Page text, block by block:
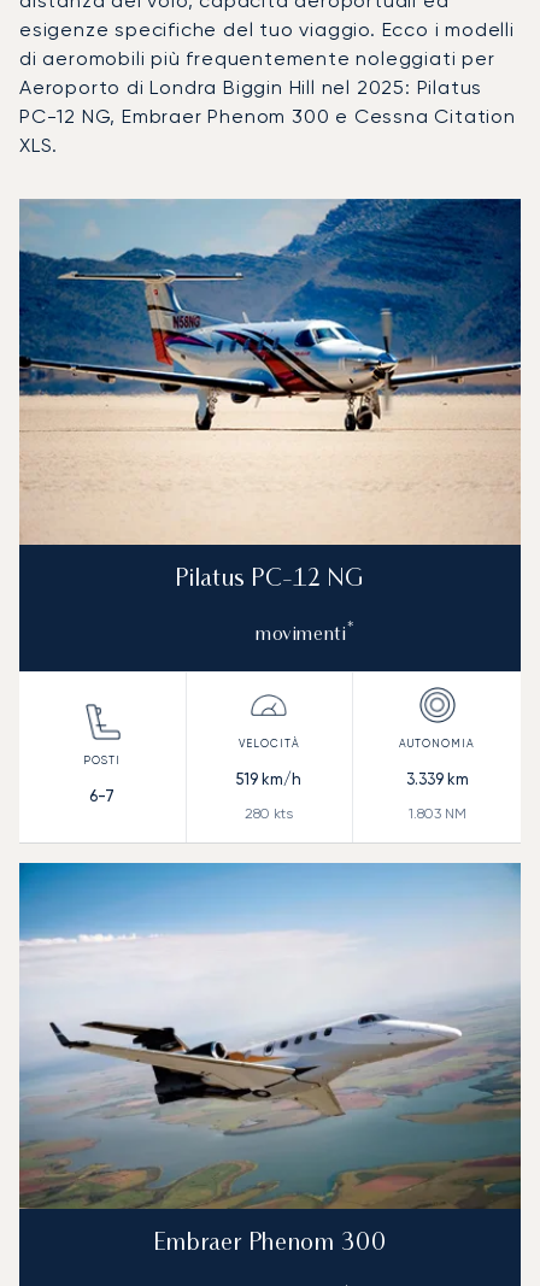
esigenze specifiche del tuo viaggio. Ecco i modelli
di aeromobili più frequentemente noleggiati per
Aeroporto di Londra Biggin Hill nel 2025: Pilatus
PC-12 NG, Embraer Phenom 300 e Cessna Citation
XLS.
Foto dell'aeromobile
Modello di aeromobileMovimenti
Posti
Velocità (km/h)
Autonomia (km)
Autonomia (NM)
Pilatus PC-12 NG
movimenti*
6-7
519 km/h
280 kts
3.339km
1.803NM
Embraer Phenom 300